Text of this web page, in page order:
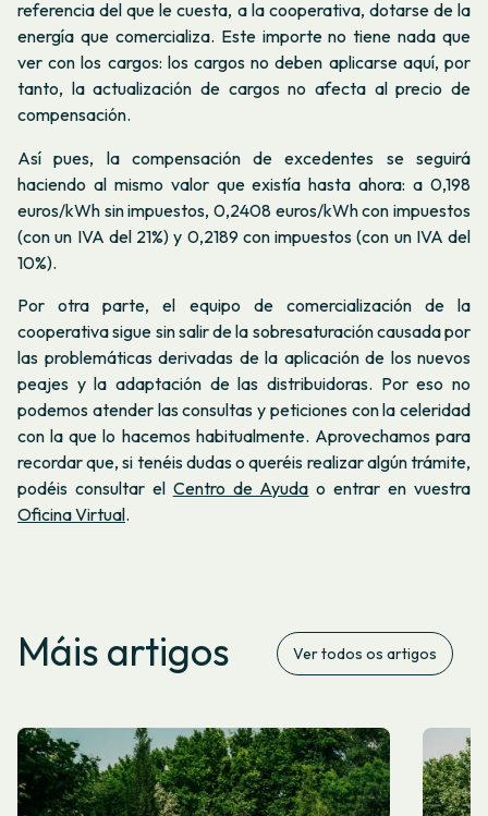
referencia del que le cuesta, a la cooperativa, dotarse de la
energía que comercializa. Este importe no tiene nada que
ver con los cargos: los cargos no deben aplicarse aquí, por
tanto, la actualización de cargos no afecta al precio de
compensación.
Así pues, la compensación de excedentes se seguirá
haciendo al mismo valor que existía hasta ahora: a 0,198
euros/kWh sin impuestos, 0,2408 euros/kWh con impuestos
(con un IVA del 21%) y 0,2189 con impuestos (con un IVA del
10%).
Por otra parte, el equipo de comercialización de la
cooperativa sigue sin salir de la sobresaturación causada por
las problemáticas derivadas de la aplicación de los nuevos
peajes y la adaptación de las distribuidoras. Por eso no
podemos atender las consultas y peticiones con la celeridad
con la que lo hacemos habitualmente. Aprovechamos para
recordar que, si tenéis dudas o queréis realizar algún trámite,
podéis consultar el Centro de Ayuda o entrar en vuestra
Oficina Virtual.
Máis artigos Ver todos os artigos